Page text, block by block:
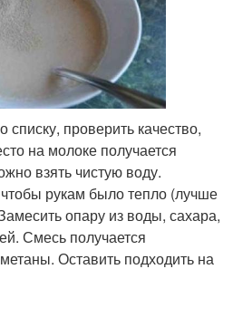
списку, проверить качество,
на молоке получается
взять чистую воду.
рукам было тепло (лучше
опару из воды, сахара,
Смесь получается
Оставить подходить на